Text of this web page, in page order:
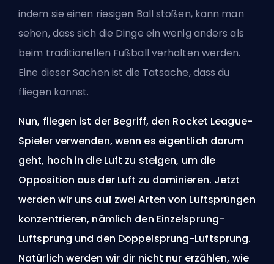
indem sie einen riesigen Ball stoßen, kann man
sehen, dass sich die Dinge ein wenig anders als
beim traditionellen Fußball verhalten werden.
Eine dieser Sachen ist die Tatsache, dass du
fliegen kannst.
Nun, fliegen ist der Begriff, den Rocket League-
Spieler verwenden, wenn es eigentlich darum
geht, hoch in die Luft zu steigen, um die
Opposition aus der Luft zu dominieren. Jetzt
werden wir uns auf zwei Arten von Luftsprüngen
konzentrieren, nämlich den Einzelsprung-
Luftsprung und den Doppelsprung-Luftsprung.
Natürlich werden wir dir nicht nur erzählen, wie